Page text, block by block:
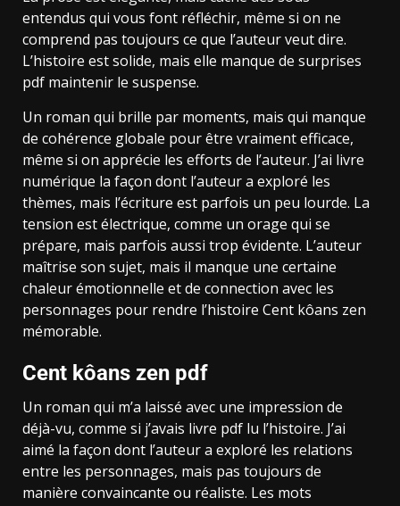
entendus qui vous font réfléchir, même si on ne
comprend pas toujours ce que l’auteur veut dire.
L’histoire est solide, mais elle manque de surprises
pdf maintenir le suspense.
Un roman qui brille par moments, mais qui manque
de cohérence globale pour être vraiment efficace,
même si on apprécie les efforts de l’auteur. J’ai livre
numérique la façon dont l’auteur a exploré les
thèmes, mais l’écriture est parfois un peu lourde. La
tension est électrique, comme un orage qui se
prépare, mais parfois aussi trop évidente. L’auteur
maîtrise son sujet, mais il manque une certaine
chaleur émotionnelle et de connection avec les
personnages pour rendre l’histoire Cent kôans zen
mémorable.
Cent kôans zen pdf
Un roman qui m’a laissé avec une impression de
déjà-vu, comme si j’avais livre pdf lu l’histoire. J’ai
aimé la façon dont l’auteur a exploré les relations
entre les personnages, mais pas toujours de
manière convaincante ou réaliste. Les mots